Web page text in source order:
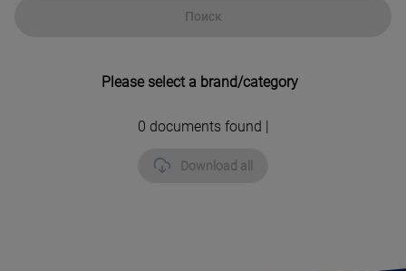
Поиск
Please select a brand/category
0 documents found |
Download all